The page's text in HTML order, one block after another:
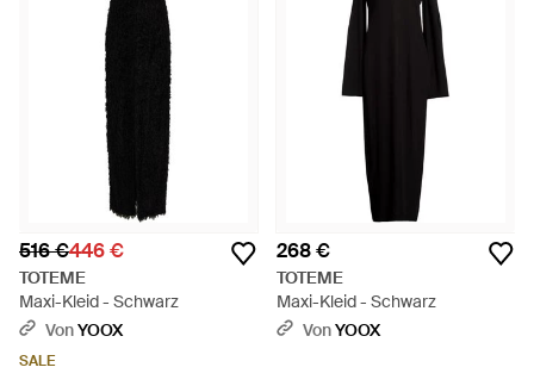
516 €446 €
TOTEME
Maxi-Kleid - Schwarz
VonYOOX
SALE
268 €
TOTEME
Maxi-Kleid - Schwarz
VonYOOX